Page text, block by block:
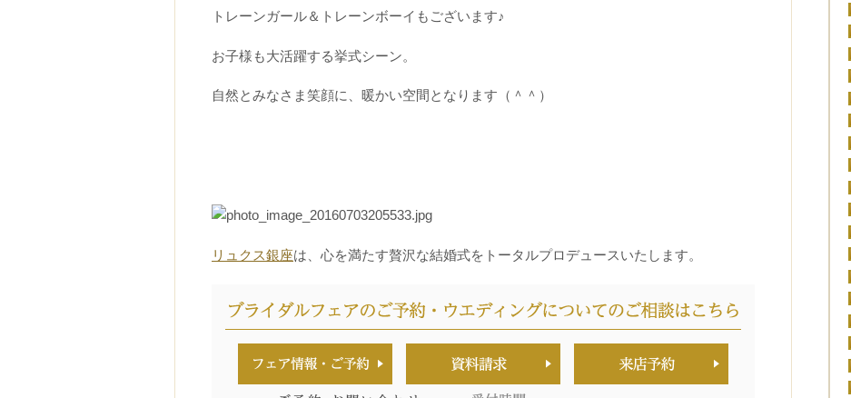
トレーンガール＆トレーンボーイもございます♪
お子様も大活躍する挙式シーン。
自然とみなさま笑顔に、暖かい空間となります（＾＾）
リュクス銀座は、心を満たす贅沢な結婚式をトータルプロデュースいたします。